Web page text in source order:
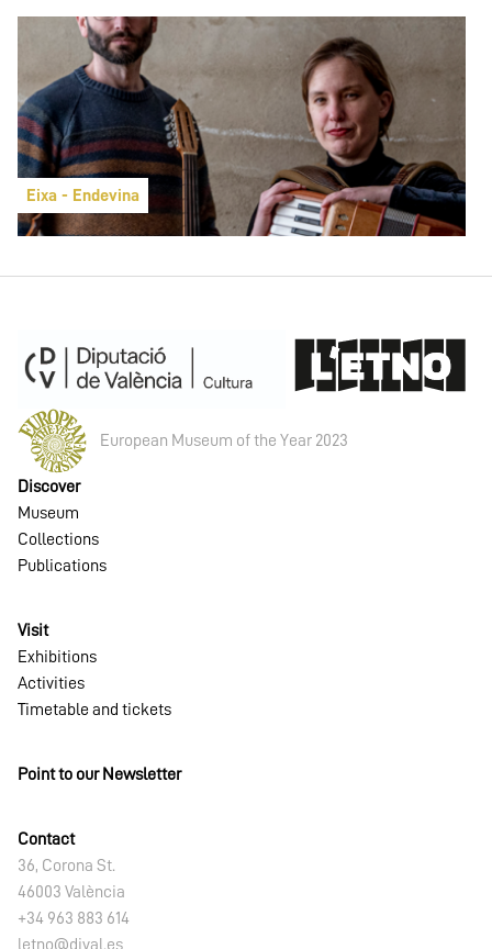
Eixa - Endevina
European Museum of the Year 2023
Discover
Museum
Collections
Publications
Visit
Exhibitions
Activities
Timetable and tickets
Point to our Newsletter
Contact
36, Corona St.
46003 València
+34 963 883 614
letno@dival.es